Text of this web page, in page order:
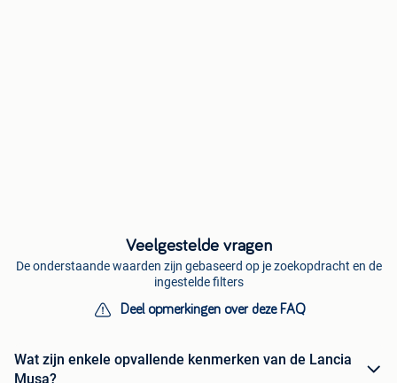
Veelgestelde vragen
De onderstaande waarden zijn gebaseerd op je zoekopdracht en de
ingestelde filters
Deel opmerkingen over deze FAQ
Wat zijn enkele opvallende kenmerken van de Lancia
Musa?